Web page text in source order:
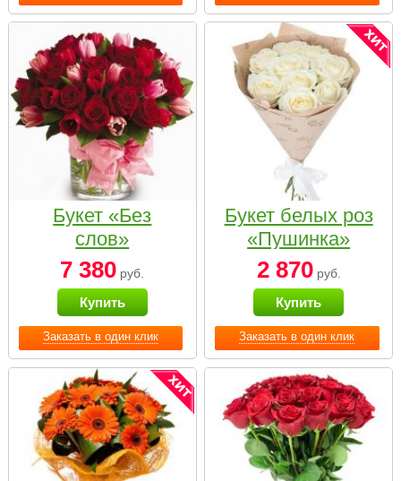
Заказать в один клик
Букет «Без
слов»
7 380 руб.
Купить
Заказать в один клик
Букет белых роз
«Пушинка»
2 870руб.
Купить